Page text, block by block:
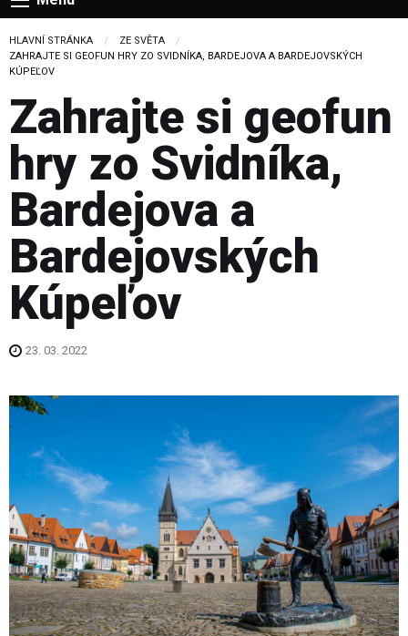
HLAVNÍ STRÁNKA
ZE SVĚTA
CURRENT:
ZAHRAJTE SI GEOFUN HRY ZO SVIDNÍKA, BARDEJOVA A BARDEJOVSKÝCH
KÚPEĽOV
Zahrajte si geofun
hry zo Svidníka,
Bardejova a
Bardejovských
Kúpeľov
23. 03. 2022